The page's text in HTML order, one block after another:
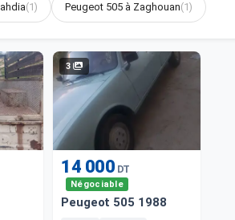
(1) Peugeot 505 à Zaghouan(1)
3
14 000 DT
Négociable
Peugeot 505 1988